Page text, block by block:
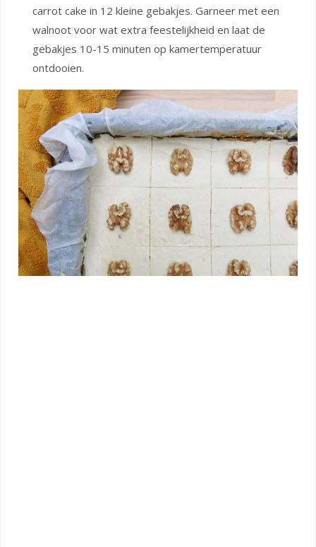
carrot cake in 12 kleine gebakjes. Garneer met een
walnoot voor wat extra feestelijkheid en laat de
gebakjes 10-15 minuten op kamertemperatuur
ontdooien.